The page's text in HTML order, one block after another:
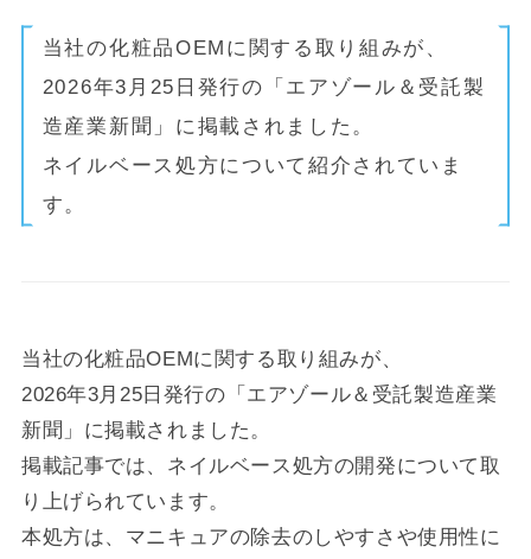
当社の化粧品OEMに関する取り組みが、
2026年3月25日発行の「エアゾール＆受託製
造産業新聞」に掲載されました。
ネイルベース処方について紹介されていま
す。
当社の化粧品OEMに関する取り組みが、
2026年3月25日発行の「エアゾール＆受託製造産業
新聞」に掲載されました。
掲載記事では、ネイルベース処方の開発について取
り上げられています。
本処方は、マニキュアの除去のしやすさや使用性に